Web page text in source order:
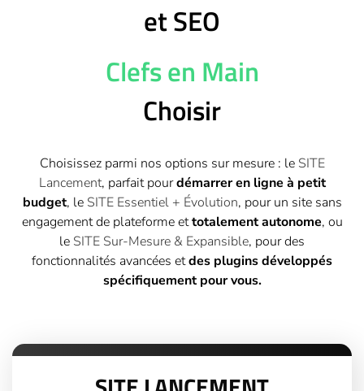
et SEO
Clefs en Main
Choisir
Choisissez parmi nos options sur mesure : le SITE
Lancement, parfait pourdémarrer en ligne à petit
budget, le SITE Essentiel + Évolution, pour un site sans
engagement de plateforme ettotalement autonome, ou
le SITE Sur-Mesure & Expansible, pour des
fonctionnalités avancées etdes plugins développés
spécifiquement pour vous.